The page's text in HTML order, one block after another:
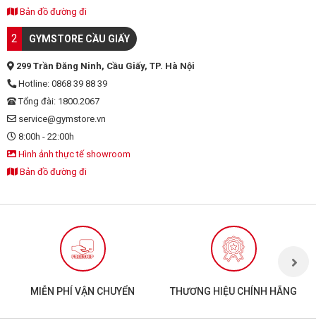
Bản đồ đường đi
2 GYMSTORE CẦU GIẤY
299 Trần Đăng Ninh, Cầu Giấy, TP. Hà Nội
Hotline: 0868 39 88 39
Tổng đài: 1800.2067
service@gymstore.vn
8:00h - 22:00h
Hình ảnh thực tế showroom
Bản đồ đường đi
MIỄN PHÍ VẬN CHUYỂN THƯƠNG HIỆU CHÍNH HÃNG